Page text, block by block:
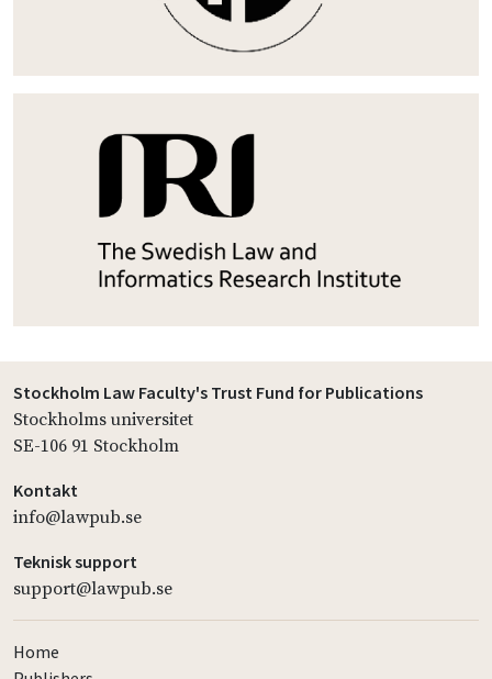
Stockholm Law Faculty's Trust Fund for Publications
Stockholms universitet
SE-106 91 Stockholm
Kontakt
info@lawpub.se
Teknisk support
support@lawpub.se
Home